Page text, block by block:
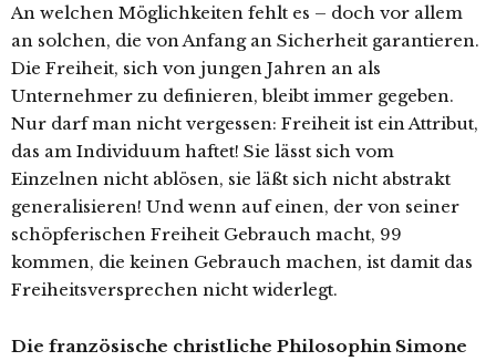
An welchen Möglichkeiten fehlt es – doch vor allem
an solchen, die von Anfang an Sicherheit garantieren.
Die Freiheit, sich von jungen Jahren an als
Unternehmer zu definieren, bleibt immer gegeben.
Nur darf man nicht vergessen: Freiheit ist ein Attribut,
das am Individuum haftet! Sie lässt sich vom
Einzelnen nicht ablösen, sie läßt sich nicht abstrakt
generalisieren! Und wenn auf einen, der von seiner
schöpferischen Freiheit Gebrauch macht, 99
kommen, die keinen Gebrauch machen, ist damit das
Freiheitsversprechen nicht widerlegt.
Die französische christliche Philosophin Simone